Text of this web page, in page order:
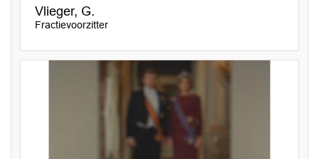
Vlieger, G.
Fractievoorzitter